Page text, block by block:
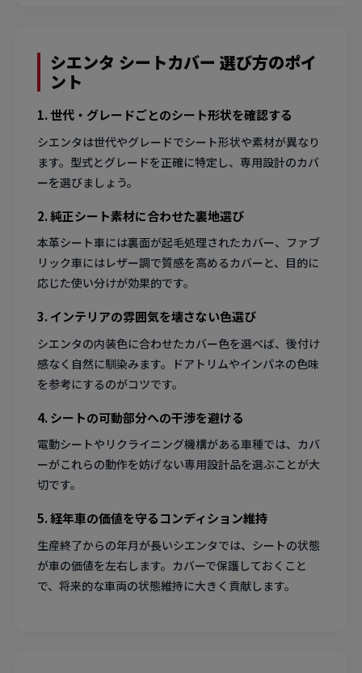
シエンタ シートカバー 選び方のポイ
ント
1. 世代・グレードごとのシート形状を確認する
シエンタは世代やグレードでシート形状や素材が異なり
ます。型式とグレードを正確に特定し、専用設計のカバ
ーを選びましょう。
2. 純正シート素材に合わせた裏地選び
本革シート車には裏面が起毛処理されたカバー、ファブ
リック車にはレザー調で質感を高めるカバーと、目的に
応じた使い分けが効果的です。
3. インテリアの雰囲気を壊さない色選び
シエンタの内装色に合わせたカバー色を選べば、後付け
感なく自然に馴染みます。ドアトリムやインパネの色味
を参考にするのがコツです。
4. シートの可動部分への干渉を避ける
電動シートやリクライニング機構がある車種では、カバ
ーがこれらの動作を妨げない専用設計品を選ぶことが大
切です。
5. 経年車の価値を守るコンディション維持
生産終了からの年月が長いシエンタでは、シートの状態
が車の価値を左右します。カバーで保護しておくこと
で、将来的な車両の状態維持に大きく貢献します。